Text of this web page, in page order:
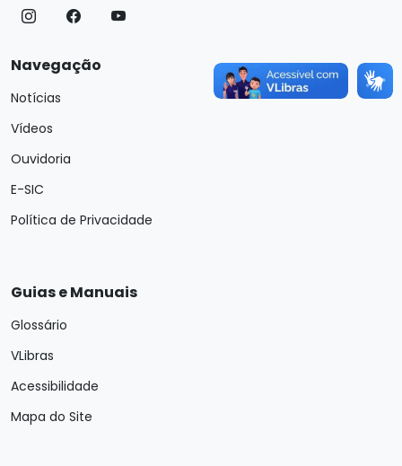
Navegação
Notícias
Vídeos
Ouvidoria
E-SIC
Política de Privacidade
Guias e Manuais
Glossário
VLibras
Acessibilidade
Mapa do Site